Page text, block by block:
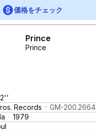
価格をチェック
Prince
Prince
Records
GM-200.2664
1979